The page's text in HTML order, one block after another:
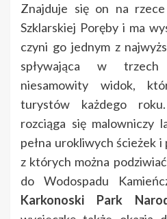
Znajduje się on na
Szklarskiej Poręby i ma
czyni go jednym z
spływająca w trzech
niesamowity widok,
turystów każdego
rozciąga się malowniczy
pełna urokliwych ścieżek
z których można
do Wodospadu
Karkonoski Park